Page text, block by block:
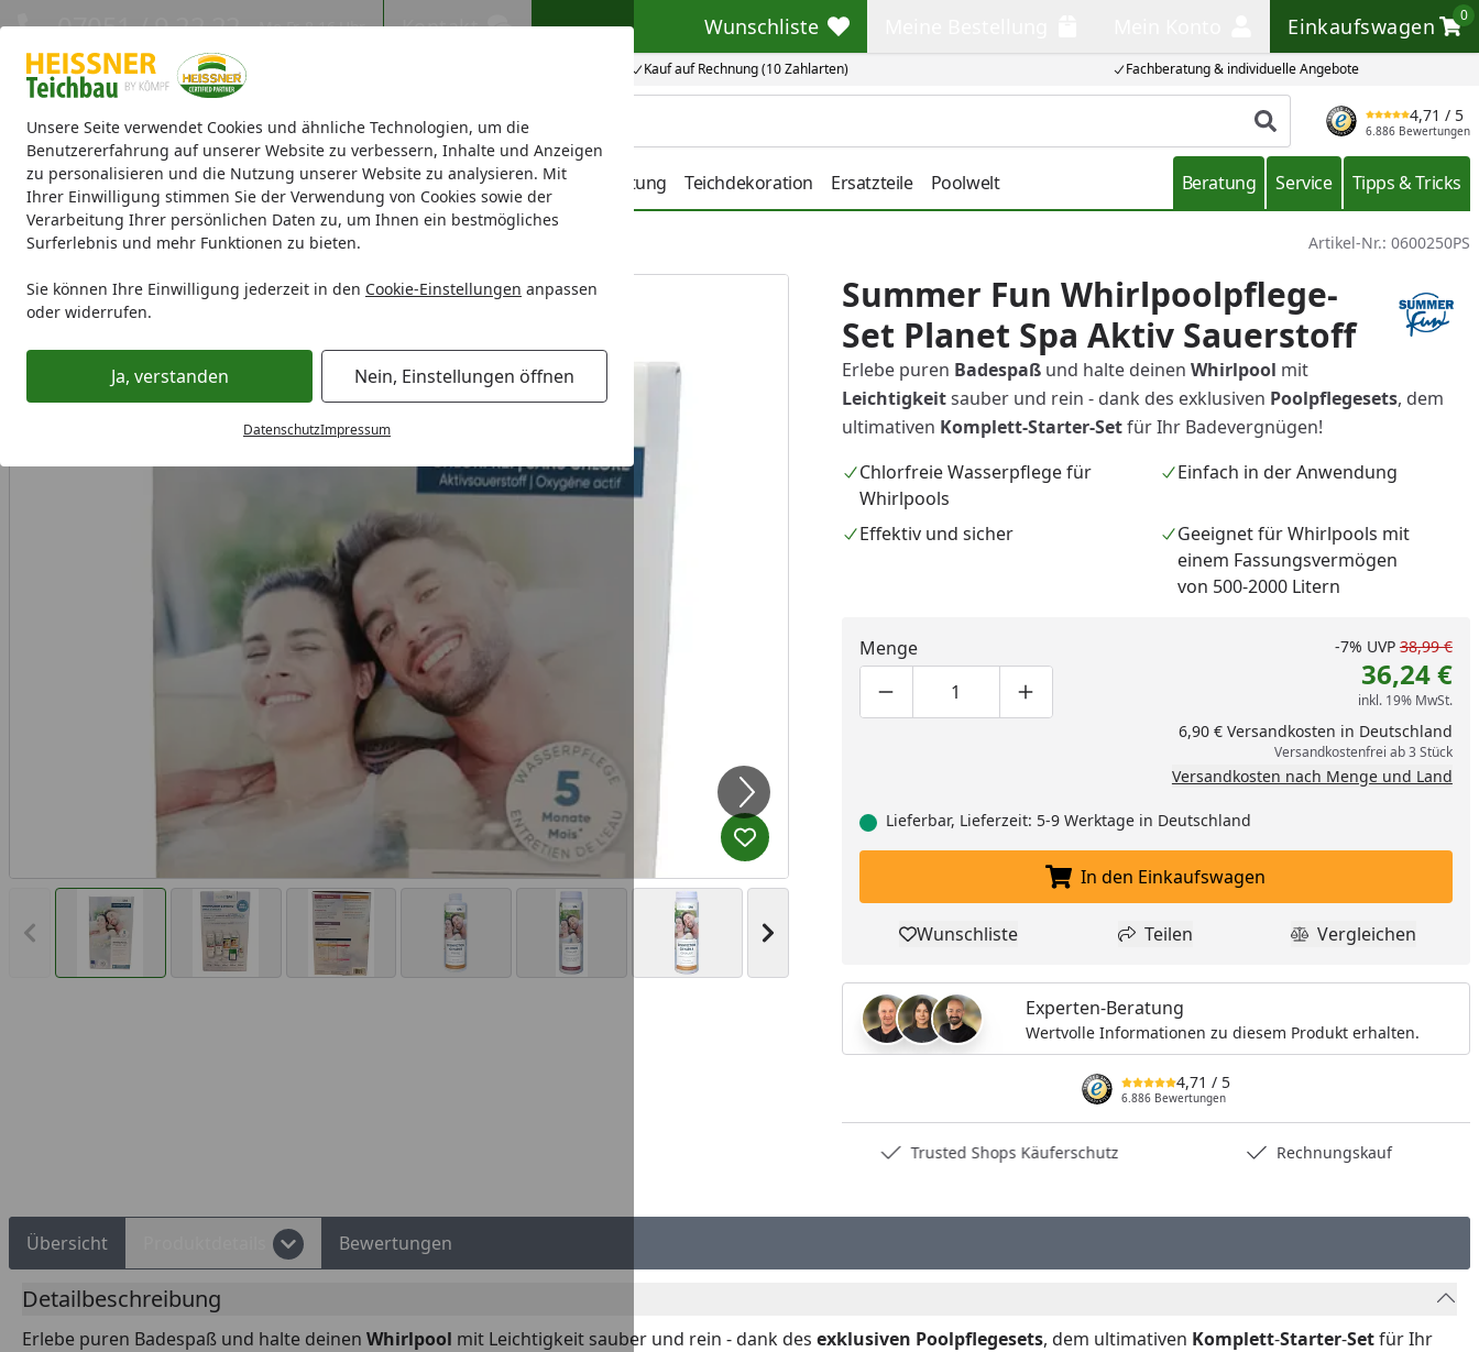
Unsere Seite verwendet Cookies und ähnliche Technologien, um die
Benutzererfahrung auf unserer Website zu verbessern, Inhalte und Anzeigen
zu personalisieren und die Nutzung unserer Website zu analysieren. Mit
Ihrer Einwilligung stimmen Sie der Verwendung von Cookies sowie der
Verarbeitung Ihrer persönlichen Daten zu, um Ihnen ein bestmögliches
Surferlebnis und mehr Funktionen zu bieten.
Sie können Ihre Einwilligung jederzeit in den Cookie-Einstellungen anpassen
oder widerrufen.
Ja, verstanden Nein, Einstellungen öffnen
DatenschutzImpressum
Eigene Montage-Teams Kauf auf Rechnung (10 Zahlarten) Fachberatung & individuelle Angebote
07051 / 9 22 22 Mo-Fr. 8-16 Uhr Kontakt Wunschliste
Wunschliste Einkaufswagen
0
Einkaufswagen
Produkt suchen
4,71 / 5
6.886 Bewertungen
Aktionen Teichbau Teichpumpen Teichfilter Teichpflege Teichbeleuchtung Teichdekoration Ersatzteile Poolwelt Beratung Service Tipps & Tricks
Poolwelt Summer Fun Whirlpoolpflege-Set Planet Spa Aktiv Sauerstoff Artikel-Nr.: 0600250PS
Vorheriges Bild anzeigen Nächstes Bild anzeigen
Produkt zur Wunschliste hinzufügen
Summer Fun Whirlpoolpflege-
Set Planet Spa Aktiv Sauerstoff
Erlebe puren Badespaß und halte deinen Whirlpool mit
Leichtigkeitsauber und rein - dank des exklusiven Poolpflegesets, dem
ultimativen Komplett-Starter-Setfür Ihr Badevergnügen!
Chlorfreie Wasserpflege für
Whirlpools
Einfach in der Anwendung
Effektiv und sicher
Geeignet für Whirlpools mit
einem Fassungsvermögen
von 500-2000 Litern
Menge
Produktmenge um eins verringern
Produktmenge manuell eingeben
Produktmenge um eins erhöhen
-7% UVP 38,99 €
36,24 €
inkl. 19% MwSt.
6,90 € Versandkosten in Deutschland
Versandkostenfrei ab 3 Stück
Versandkosten nach Menge und Land
Lieferbar, Lieferzeit: 5-9 Werktage in Deutschland
In den Einkaufswagen legen
In den Einkaufswagen
Produkt zur Wunschliste hinzufügen
Wunschliste Teilen
Teilen Produkt
Vergleichen
Experten-Beratung
Wertvolle Informationen zu diesem Produkt erhalten.
4,71 / 5
6.886 Bewertungen
Trusted Shops Käuferschutz Rechnungskauf
Übersicht Bewertungen
Detailbeschreibung
Erlebe puren Badespaß und halte deinen Whirlpool mit Leichtigkeit sauber und rein - dank des exklusiven Poolpflegesets, dem ultimativen Komplett-Starter-Setfür Ihr